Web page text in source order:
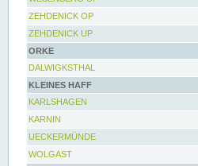
ZEHDENICK OP
ZEHDENICK UP
ORKE
DALWIGKSTHAL
KLEINES HAFF
KARLSHAGEN
KARNIN
UECKERMÜNDE
WOLGAST